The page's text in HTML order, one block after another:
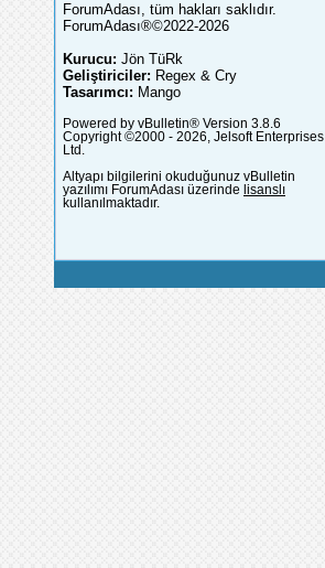
ForumAdası, tüm hakları saklıdır.
ForumAdası®©2022-2026
Kurucu: Jön TüRk
Geliştiriciler: Regex & Cry
Tasarımcı: Mango
Powered by vBulletin® Version 3.8.6
Copyright ©2000 - 2026, Jelsoft Enterprises
Ltd.
Altyapı bilgilerini okuduğunuz vBulletin
yazılımı ForumAdası üzerinde lisanslı
kullanılmaktadır.